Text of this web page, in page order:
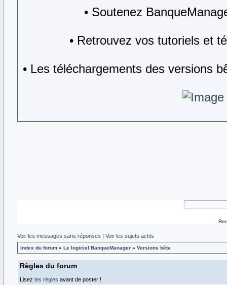
• Soutenez
• Retrouvez vos tutoriels et
• Les téléchargements des versions
Voir les messages sans réponses | Voir les sujets actifs
Index du forum » Le logiciel BanqueManager » Versions bêta
Règles du forum
Lisez les règles avant de poster !